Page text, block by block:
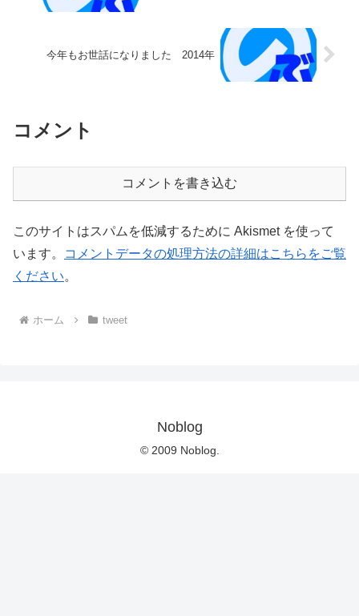
今年もお世話になりました 2014年
コメント
コメントを書き込む
このサイトはスパムを低減するために Akismet を使って
います。
コメントデータの処理方法の詳細はこちらをご覧
ください。
ホーム tweet
Noblog
© 2009 Noblog.